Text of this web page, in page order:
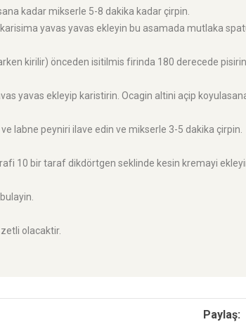
kadar mikserle 5-8 dakika kadar çirpin.
yavas yavas ekleyin bu asamada mutlaka
kirilir) önceden isitilmis firinda 180 derecede pisirin.
yavas ekleyip karistirin. Ocagin altini açip
labne peyniri ilave edin ve mikserle 3-5 dakika çirpin.
10 bir taraf dikdörtgen seklinde kesin kremayi
olacaktir.
Paylaş: